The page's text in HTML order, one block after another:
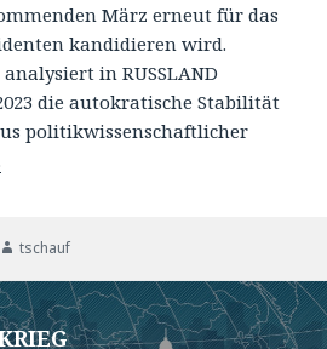
März erneut für das
kandidieren wird.
in RUSSLAND
die autokratische Stabilität
politikwissenschaftlicher
Autor
tschauf